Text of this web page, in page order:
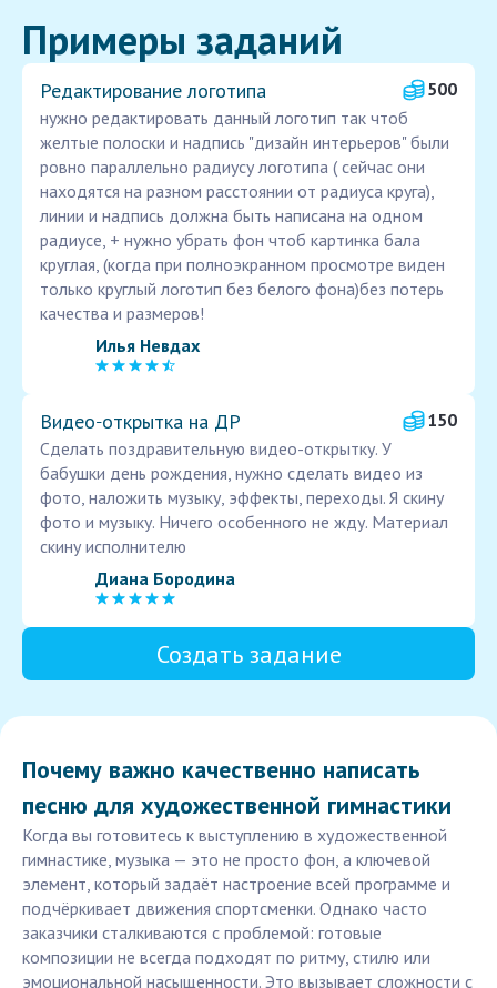
Примеры заданий
Редактирование логотипа
500
нужно редактировать данный логотип так чтоб
желтые полоски и надпись "дизайн интерьеров" были
ровно параллельно радиусу логотипа ( сейчас они
находятся на разном расстоянии от радиуса круга),
линии и надпись должна быть написана на одном
радиусе, + нужно убрать фон чтоб картинка бала
круглая, (когда при полноэкранном просмотре виден
только круглый логотип без белого фона)без потерь
качества и размеров!
Илья Невдах
Видео‑открытка на ДР
150
Сделать поздравительную видео-открытку. У
бабушки день рождения, нужно сделать видео из
фото, наложить музыку, эффекты, переходы. Я скину
фото и музыку. Ничего особенного не жду. Материал
скину исполнителю
Диана Бородина
Создать задание
Почему важно качественно написать
песню для художественной гимнастики
Когда вы готовитесь к выступлению в художественной
гимнастике, музыка — это не просто фон, а ключевой
элемент, который задаёт настроение всей программе и
подчёркивает движения спортсменки. Однако часто
заказчики сталкиваются с проблемой: готовые
композиции не всегда подходят по ритму, стилю или
эмоциональной насыщенности. Это вызывает сложности с